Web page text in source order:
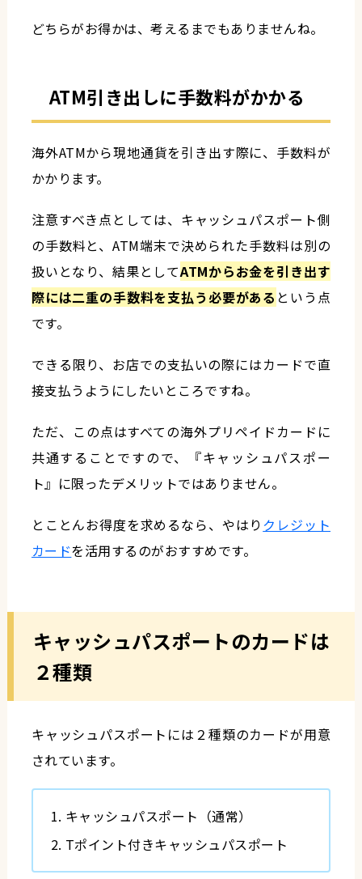
どちらがお得かは、考えるまでもありませんね。
ATM引き出しに手数料がかかる
海外ATMから現地通貨を引き出す際に、手数料が
かかります。
注意すべき点としては、キャッシュパスポート側
の手数料と、ATM端末で決められた手数料は別の
扱いとなり、結果としてATMからお金を引き出す
際には二重の手数料を支払う必要がある という点
です。
できる限り、お店での支払いの際にはカードで直
接支払うようにしたいところですね。
ただ、この点はすべての海外プリペイドカードに
共通することですので、『キャッシュパスポー
ト』に限ったデメリットではありません。
とことんお得度を求めるなら、やはり クレジット
カードを活用するのがおすすめです。
キャッシュパスポートのカードは
２種類
キャッシュパスポートには２種類のカードが用意
されています。
キャッシュパスポート（通常）
Tポイント付きキャッシュパスポート